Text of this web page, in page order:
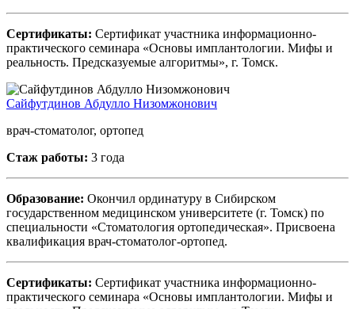
Сертификаты: Сертификат участника информационно-
практического семинара «Основы имплантологии. Мифы и
реальность. Предсказуемые алгоритмы», г. Томск.
Сайфутдинов Абдулло Низомжонович
врач-стоматолог, ортопед
Стаж работы: 3 года
Образование: Окончил ординатуру в Сибирском
государственном медицинском университете (г. Томск) по
специальности «Стоматология ортопедическая». Присвоена
квалификация врач-стоматолог-ортопед.
Сертификаты: Сертификат участника информационно-
практического семинара «Основы имплантологии. Мифы и